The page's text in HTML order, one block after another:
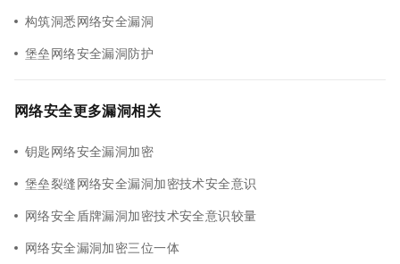
构筑洞悉网络安全漏洞
堡垒网络安全漏洞防护
网络安全更多漏洞相关
钥匙网络安全漏洞加密
堡垒裂缝网络安全漏洞加密技术安全意识
网络安全盾牌漏洞加密技术安全意识较量
网络安全漏洞加密三位一体